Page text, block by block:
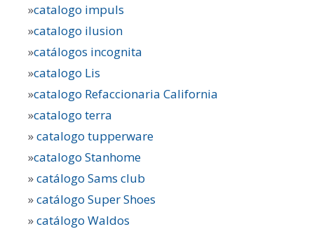
»catalogo impuls
»catalogo ilusion
»catálogos incognita
»catalogo Lis
»catalogo Refaccionaria California
»catalogo terra
»catalogo tupperware
»catalogo Stanhome
»catálogo Sams club
»catálogo Super Shoes
»catálogo Waldos